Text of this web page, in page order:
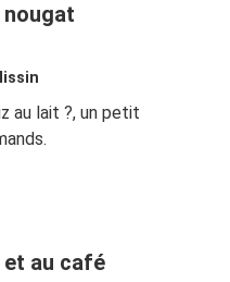
nougat
au lait ?, un petit
au café